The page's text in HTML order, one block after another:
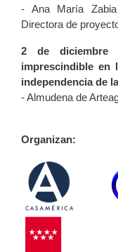
- Ana María
Directora de
2 de diciembre
imprescindible en
independencia de
- Almudena de
Organizan: